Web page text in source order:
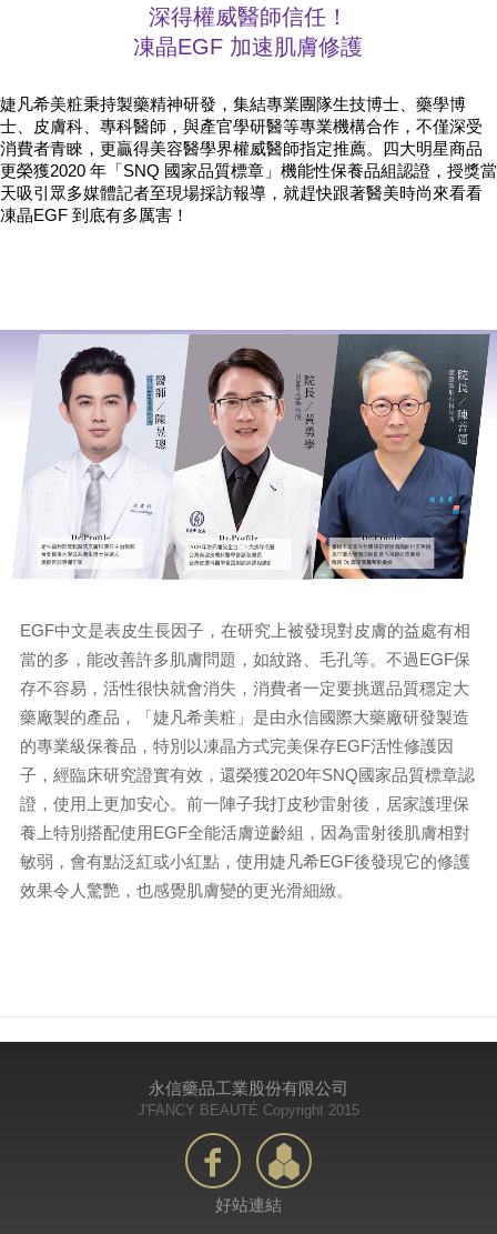
深得權威醫師信任！
凍晶EGF 加速肌膚修護
婕凡希美粧秉持製藥精神研發，集結專業團隊生技博士、藥學博
士、皮膚科、專科醫師，與產官學研醫等專業機構合作，不僅深受
消費者青睞，更贏得美容醫學界權威醫師指定推薦。四大明星商品
更榮獲2020 年「SNQ 國家品質標章」機能性保養品組認證，授獎當
天吸引眾多媒體記者至現場採訪報導，就趕快跟著醫美時尚來看看
凍晶EGF 到底有多厲害！
EGF中文是表皮生長因子，在研究上被發現對皮膚的益處有相
當的多，能改善許多肌膚問題，如紋路、毛孔等。不過EGF保
存不容易，活性很快就會消失，消費者一定要挑選品質穩定大
藥廠製的產品，「婕凡希美粧」是由永信國際大藥廠研發製造
的專業級保養品，特別以凍晶方式完美保存EGF活性修護因
子，經臨床研究證實有效，還榮獲2020年SNQ國家品質標章認
證，使用上更加安心。前一陣子我打皮秒雷射後，居家護理保
養上特別搭配使用EGF全能活膚逆齡組，因為雷射後肌膚相對
敏弱，會有點泛紅或小紅點，使用婕凡希EGF後發現它的修護
效果令人驚艷，也感覺肌膚變的更光滑細緻。
永信藥品工業股份有限公司
J'FANCY BEAUTÉ Copyright 2015
好站連結